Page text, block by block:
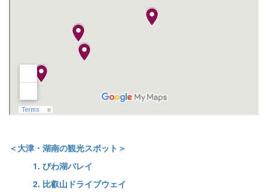
＜大津・湖南の観光スポット＞
1. びわ湖バレイ
2. 比叡山ドライブウェイ